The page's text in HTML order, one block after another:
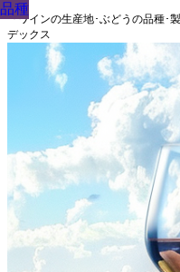
『ワインの生産地･ぶどうの品種･
デックス
品種
品種
品種
品種
品種
品種
品種
品種
品種